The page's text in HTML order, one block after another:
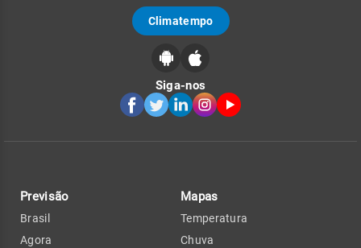
Climatempo
Siga-nos
Previsão
Brasil
Agora
Mapas
Temperatura
Chuva